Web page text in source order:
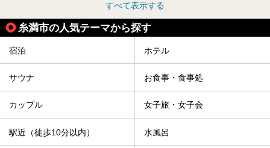
すべて表示する
糸満市の人気テーマから探す
宿泊 ホテル
サウナ お食事・食事処
カップル 女子旅・女子会
駅近（徒歩10分以内） 水風呂